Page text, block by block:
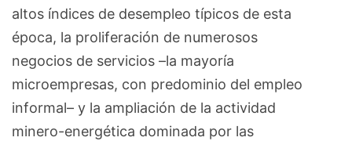
altos índices de desempleo típicos de esta
época, la proliferación de numerosos
negocios de servicios –la mayoría
microempresas, con predominio del empleo
informal– y la ampliación de la actividad
minero-energética dominada por las